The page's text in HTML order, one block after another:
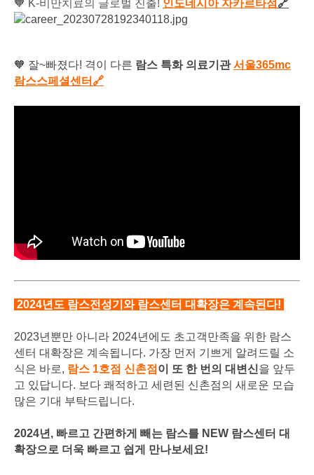
🧡 K-비만치료의 글로벌 진출! 인도네시아 자카르타점 🔗
🧡 잘~빠졌다! 격이 다른 람스 특화 의료기관서울365mc
람스스페셜센터 🔗
2024년도 람스전성기와 람스센터 대확장은 계속된다!
2023년뿐만 아니라 2024년에도 초고객만족을 위한 람스
센터 대확장은 계속됩니다. 가장 먼저 기쁘게 알려드릴 소
식은 바로, 람스 1호점 신촌점 이 또 한 번의 대변신을 앞두
고 있답니다. 보다 쾌적하고 세련된 신촌점의 새로운 모습
많은 기대 부탁드립니다.
2024년, 빠르고 간편하게 빼는 람스를 NEW 람스센터 대
확장으로 더욱 빠르고 쉽게 만나보세요!